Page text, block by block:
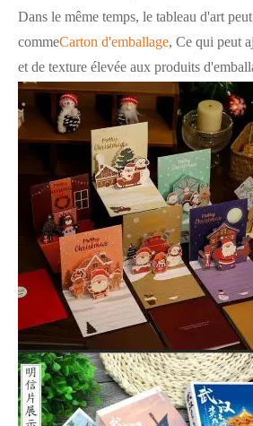
Dans le même temps, le tableau d'art
commeCarton d'emballage, Ce qui peut
et de texture élevée aux produits